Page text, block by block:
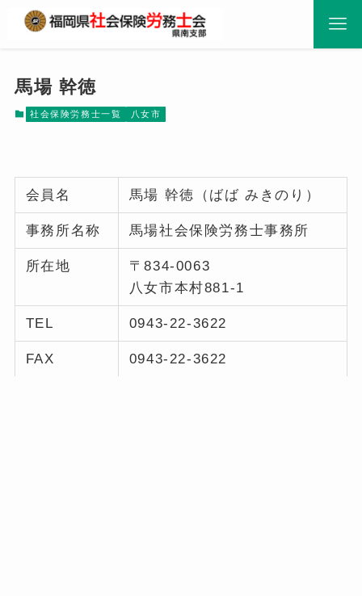
馬場 幹徳
社会保険労務士一覧 八女市
会員名 馬場 幹徳（ばば みきのり）
事務所名称 馬場社会保険労務士事務所
所在地
〒834-0063
八女市本村881-1
TEL 0943-22-3622
FAX 0943-22-3622